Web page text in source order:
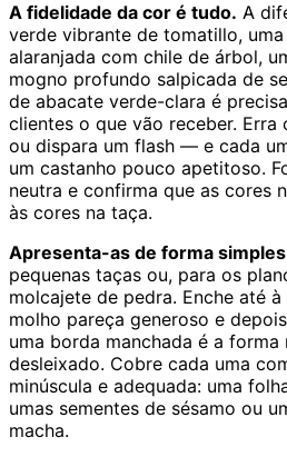
A fidelidade da cor é tudo. A
verde vibrante de tomatillo,
alaranjada com chile de árbol,
mogno profundo salpicada de
de abacate verde-clara é
clientes o que vão receber.
ou dispara um flash — e cada
um castanho pouco apetitoso.
neutra e confirma que as cores
às cores na taça.
Apresenta-as de forma
pequenas taças ou, para os
molcajete de pedra. Enche até
molho pareça generoso e
uma borda manchada é a
desleixado. Cobre cada uma
minúscula e adequada: uma
umas sementes de sésamo ou
macha.